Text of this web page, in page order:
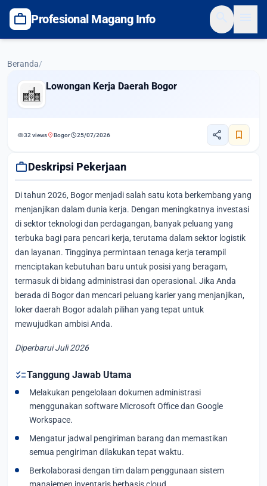
work Profesional Magang Info
Beranda/
Lowongan Kerja Daerah Bogor
visibility32 viewslocation_onBogorschedule25/07/2026 share bookmark
workDeskripsi Pekerjaan
Di tahun 2026, Bogor menjadi salah satu kota berkembang yang
menjanjikan dalam dunia kerja. Dengan meningkatnya investasi
di sektor teknologi dan perdagangan, banyak peluang yang
terbuka bagi para pencari kerja, terutama dalam sektor logistik
dan layanan. Tingginya permintaan tenaga kerja terampil
menciptakan kebutuhan baru untuk posisi yang beragam,
termasuk di bidang administrasi dan operasional. Jika Anda
berada di Bogor dan mencari peluang karier yang menjanjikan,
loker daerah Bogor adalah pilihan yang tepat untuk
mewujudkan ambisi Anda.
Diperbarui Juli 2026
checklistTanggung Jawab Utama
Melakukan pengelolaan dokumen administrasi
menggunakan software Microsoft Office dan Google
Workspace.
Mengatur jadwal pengiriman barang dan memastikan
semua pengiriman dilakukan tepat waktu.
Berkolaborasi dengan tim dalam penggunaan sistem
manajemen inventaris berbasis cloud.